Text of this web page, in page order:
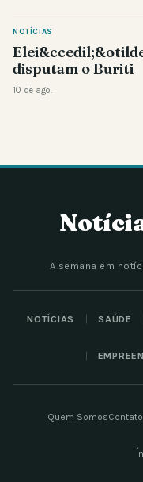
NOTÍCIAS
disputam o Buriti
10 de ago.
A semana em
NOTÍCIAS SAÚDE
Quem SomosContato